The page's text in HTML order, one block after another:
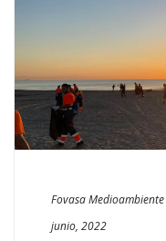
Fovasa Medioambiente
junio, 2022